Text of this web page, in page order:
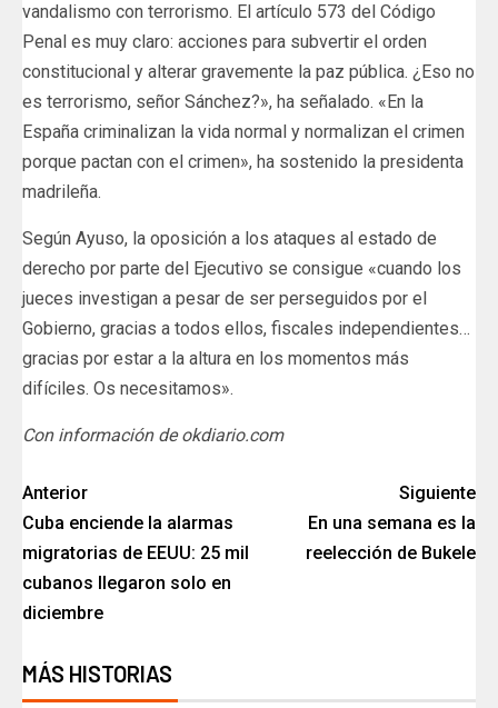
vandalismo con terrorismo. El artículo 573 del Código
Penal es muy claro: acciones para subvertir el orden
constitucional y alterar gravemente la paz pública. ¿Eso no
es terrorismo, señor Sánchez?», ha señalado. «En la
España criminalizan la vida normal y normalizan el crimen
porque pactan con el crimen», ha sostenido la presidenta
madrileña.
Según Ayuso, la oposición a los ataques al estado de
derecho por parte del Ejecutivo se consigue «cuando los
jueces investigan a pesar de ser perseguidos por el
Gobierno, gracias a todos ellos, fiscales independientes…
gracias por estar a la altura en los momentos más
difíciles. Os necesitamos».
Con información de okdiario.com
Anterior
Cuba enciende la alarmas
migratorias de EEUU: 25 mil
cubanos llegaron solo en
diciembre
Siguiente
En una semana es la
reelección de Bukele
MÁS HISTORIAS